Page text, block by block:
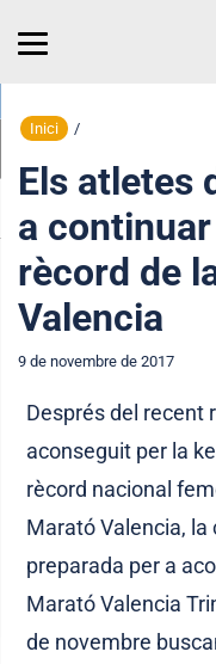
Inici /
Els atletes
a
rècord de
Valencia
9 de novembre de 2017
Després del recent
aconseguit per la
rècord nacional
Marató Valencia,
preparada per a
Marató Valencia
de novembre